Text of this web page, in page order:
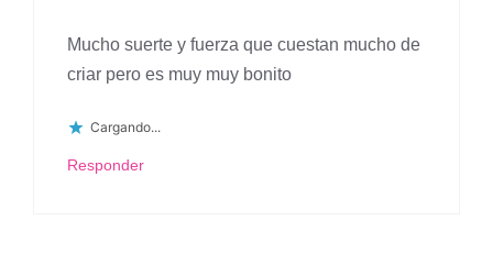
Mucho suerte y fuerza que cuestan mucho de
criar pero es muy muy bonito
Cargando...
Responder